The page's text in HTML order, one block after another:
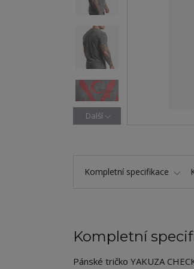
Další
Kompletní specifikace
Kompletní
Pánské tričko YAKUZA